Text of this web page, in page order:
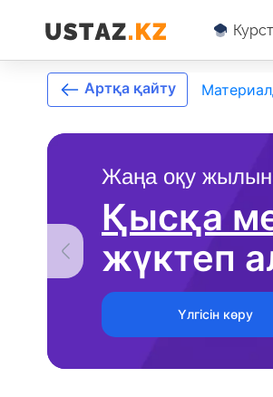
Жаңа оқу
Қысқа
жүктеп
Үлгісін көру
Артқа қайту